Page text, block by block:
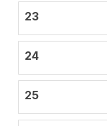
23
24
25